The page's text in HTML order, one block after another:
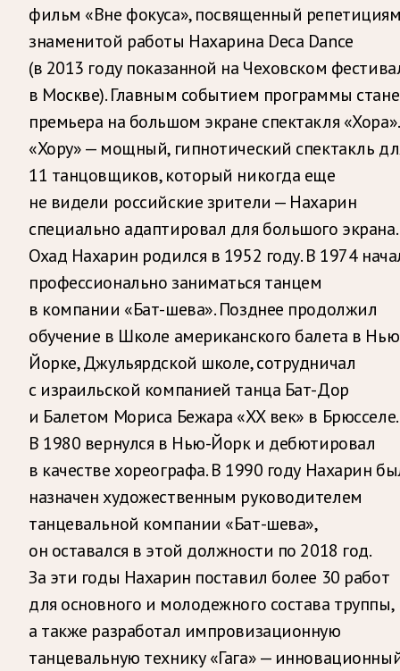
фильм «Вне фокуса», посвященный
знаменитой работы Нахарина Deca Dance
(в 2013 году показанной на Чеховском
в Москве). Главным событием программы
премьера на большом экране спектакля «Хора».
«Хору» — мощный, гипнотический спектакль
11 танцовщиков, который никогда еще
не видели российские зрители — Нахарин
специально адаптировал для большого экрана.
Охад Нахарин родился в 1952 году. В 1974
профессионально заниматься танцем
в компании «Бат-шева». Позднее продолжил
обучение в Школе американского балета в
Йорке, Джульярдской школе, сотрудничал
с израильской компанией танца Бат-Дор
и Балетом Мориса Бежара «ХХ век» в Брюсселе.
В 1980 вернулся в Нью-Йорк и дебютировал
в качестве хореографа. В 1990 году Нахарин
назначен художественным руководителем
танцевальной компании «Бат-шева»,
он оставался в этой должности по 2018 год.
За эти годы Нахарин поставил более 30 работ
для основного и молодежного состава труппы,
а также разработал импровизационную
танцевальную технику «Гага» —